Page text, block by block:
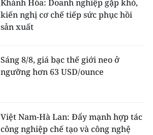
Khánh Hòa: Doanh nghiệp gặp khó,
kiến nghị cơ chế tiếp sức phục hồi
sản xuất
Sáng 8/8, giá bạc thế giới neo ở
ngưỡng hơn 63 USD/ounce
Việt Nam-Hà Lan: Đẩy mạnh hợp tác
công nghiệp chế tạo và công nghệ